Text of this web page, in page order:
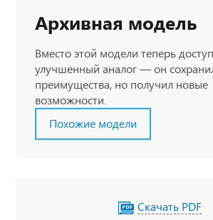
Архивная модель
Вместо этой модели теперь
улучшенный аналог — он
преимущества, но получил новые
возможности.
Похожие модели
Скачать PDF